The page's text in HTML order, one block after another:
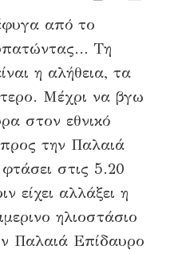
από το
Τη
η αλήθεια, τα
Μέχρι να βγω
στον εθνικό
την Παλαιά
στις 5.20
είχει αλλάξει η
ηλιοστάσιο
Παλαιά Επίδαυρο